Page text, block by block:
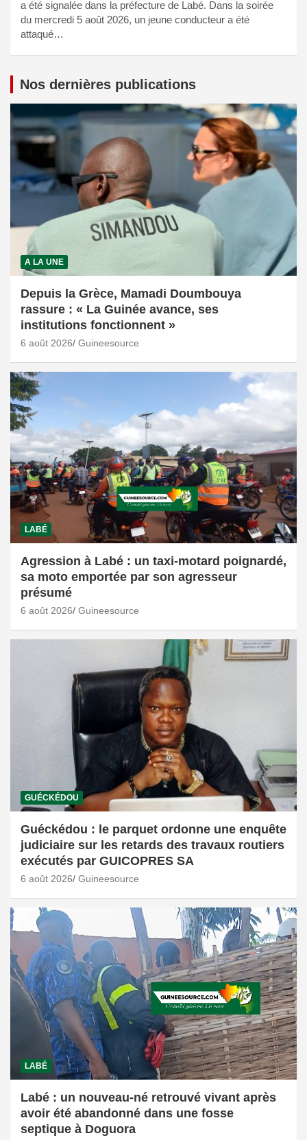
a été signalée dans la préfecture de Labé. Dans la soirée
du mercredi 5 août 2026, un jeune conducteur a été
attaqué…
Nos dernières publications
A LA UNE
Depuis la Grèce, Mamadi Doumbouya
rassure : « La Guinée avance, ses
institutions fonctionnent »
6 août 2026 Guineesource
LABÉ
Agression à Labé : un taxi-motard poignardé,
sa moto emportée par son agresseur
présumé
6 août 2026 Guineesource
GUÉCKÉDOU
Guéckédou : le parquet ordonne une enquête
judiciaire sur les retards des travaux routiers
exécutés par GUICOPRES SA
6 août 2026 Guineesource
LABÉ
Labé : un nouveau-né retrouvé vivant après
avoir été abandonné dans une fosse
septique à Doguora